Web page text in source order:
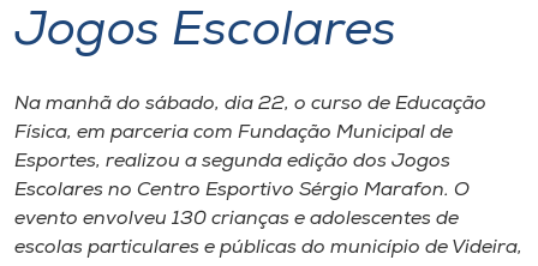
Portal de Ensino
A
Unoesc
Internacionalização
Jogos Escolares
Na manhã do sábado, dia 22, o curso de Educação
Física, em parceria com Fundação Municipal de
Esportes, realizou a segunda edição dos Jogos
Escolares no Centro Esportivo Sérgio Marafon. O
evento envolveu 130 crianças e adolescentes de
escolas particulares e públicas do município de Videira,